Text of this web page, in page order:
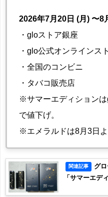
2026年7月20日 (月) 〜8
・gloストア銀座
・glo公式オンラインス
・全国のコンビニ
・タバコ販売店
※サマーエディション
で値下げ。
※エメラルドは8月3日よ
関連記事
グ
「サマーエデ